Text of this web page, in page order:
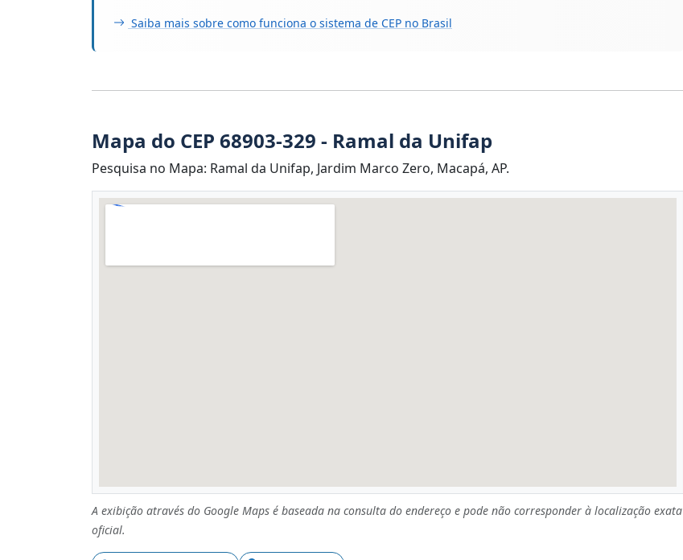
Saiba mais sobre como funciona o sistema de CEP no Brasil
Mapa do CEP 68903-329 - Ramal da Unifap
Pesquisa no Mapa: Ramal da Unifap, Jardim Marco Zero, Macapá, AP.
A exibição através do Google Maps é baseada na consulta do endereço e pode não corresponder à localização exata
oficial.